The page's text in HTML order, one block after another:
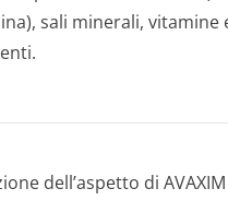
sali minerali, vitamine
dell’aspetto di